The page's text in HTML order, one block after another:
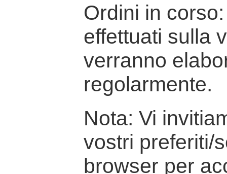
Ordini in
effettuati sulla
verranno
regolarmente.
Nota: Vi
vostri preferiti/
browser per